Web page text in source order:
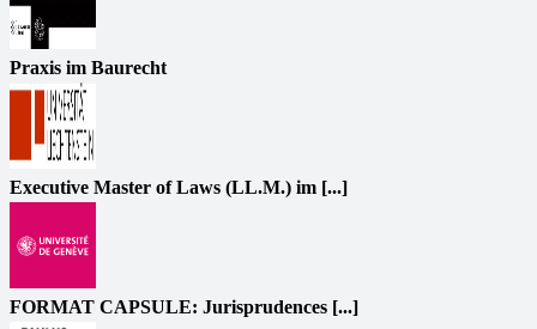
Praxis im Baurecht
Executive Master of Laws (LL.M.) im [...]
FORMAT CAPSULE: Jurisprudences [...]